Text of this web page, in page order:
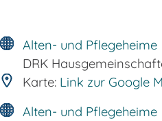
Alten- und Pflegeheime
DRK
Karte: Link zur Google
Alten- und Pflegeheime